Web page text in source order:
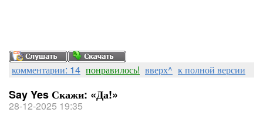
комментарии: 14 понравилось! вверх^ к полной версии
Say Yes Скажи: «Да!»
28-12-2025 19:35